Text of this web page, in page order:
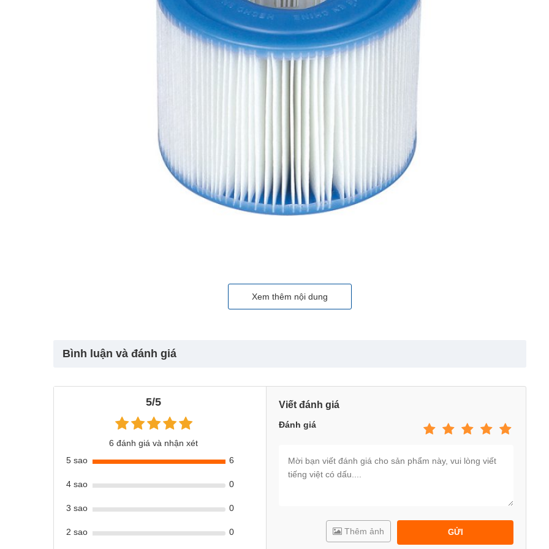
Xem thêm nội dung
Bình luận và đánh giá
5/5
6 đánh giá và nhận xét
5 sao
6
4 sao 0
3 sao 0
2 sao 0
Viết đánh giá
Đánh giá
GỬI
Thêm ảnh